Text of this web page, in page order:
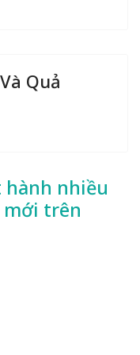
Quả
nhiều
mới trên